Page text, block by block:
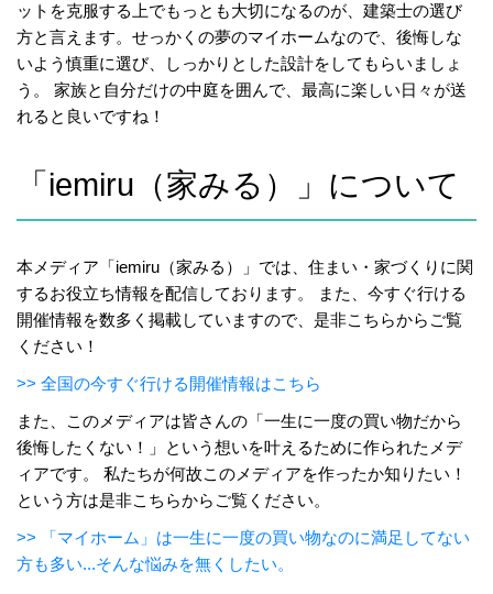
ットを克服する上でもっとも大切になるのが、建築士の選び
方と言えます。せっかくの夢のマイホームなので、後悔しな
いよう慎重に選び、しっかりとした設計をしてもらいましょ
う。 家族と自分だけの中庭を囲んで、最高に楽しい日々が送
れると良いですね！
「iemiru（家みる）」について
本メディア「iemiru（家みる）」では、住まい・家づくりに関
するお役立ち情報を配信しております。 また、今すぐ行ける
開催情報を数多く掲載していますので、是非こちらからご覧
ください！
>> 全国の今すぐ行ける開催情報はこちら
また、このメディアは皆さんの「一生に一度の買い物だから
後悔したくない！」という想いを叶えるために作られたメデ
ィアです。 私たちが何故このメディアを作ったか知りたい！
という方は是非こちらからご覧ください。
>> 「マイホーム」は一生に一度の買い物なのに満足してない
方も多い...そんな悩みを無くしたい。